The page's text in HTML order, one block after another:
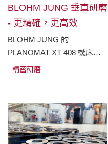
BLOHM JUNG 垂直研磨
- 更精確，更高效
BLOHM JUNG 的
PLANOMAT XT 408 機床提
供了適合液壓電機定子內加工
的垂直研磨裝置和自動化解決
精密研磨